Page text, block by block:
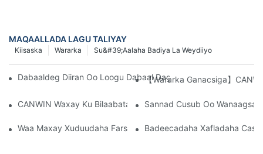
MAQAALLADA LAGU TALIYAY
Su&#39;aalaha Badiya La Weydiiyo
Wararka
Kiisaska
Dabaaldeg Diiran Oo Loogu Dabaal Dagayo Sanad-Guurada
【Wararka Ganacsiga】
CANWIN Waxay Ku Bilaabatay Bilow Wanaagsan, Waxayna
Sannad Cusub Oo
Waa Maxay Xuduudaha Farsamo Ee Transformers-Ka Nooca
Badeecadaha Xafladaha